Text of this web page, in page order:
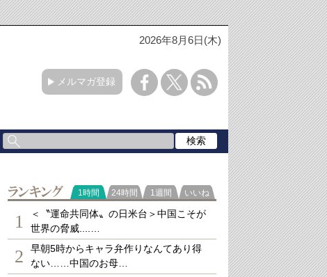
2026年8月6日(木)
メルマガ登録
ランキング
1時間 24時間 1週間 いいね
1
＜〝運命共同体〟の日米台＞中国こそが
世界の脅威....…
2
早朝5時からキャラ弁作りなんてあり得
ない……中国のお母…